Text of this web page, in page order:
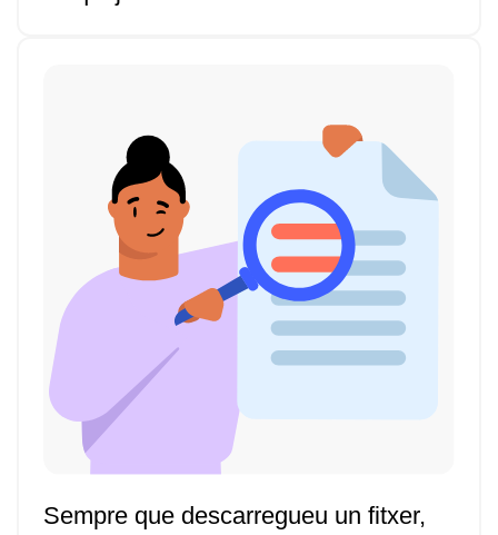
Sempre que descarregueu un fitxer,